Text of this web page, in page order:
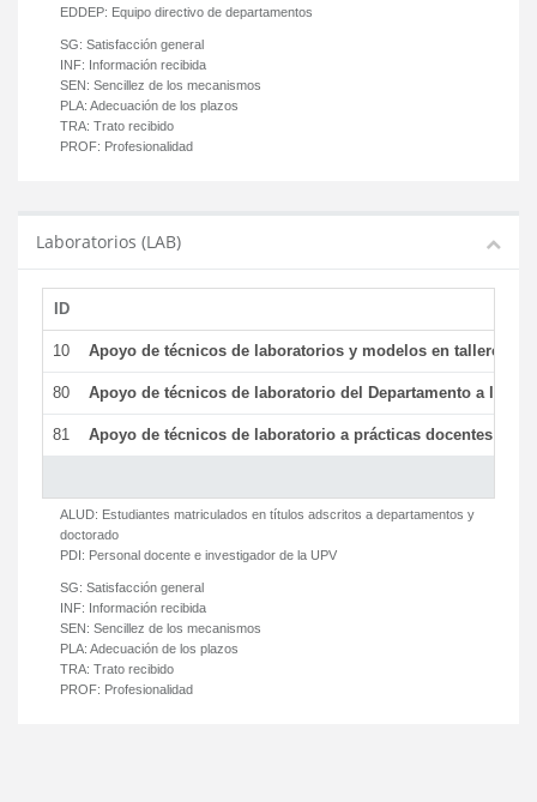
EDDEP: Equipo directivo de departamentos
SG: Satisfacción general
INF: Información recibida
SEN: Sencillez de los mecanismos
PLA: Adecuación de los plazos
TRA: Trato recibido
PROF: Profesionalidad
Laboratorios (LAB)
ID
10 Apoyo de técnicos de laboratorios y modelos en talleres/
80 Apoyo de técnicos de laboratorio del Departamento a la
81 Apoyo de técnicos de laboratorio a prácticas docentes y
ALUD: Estudiantes matriculados en títulos adscritos a departamentos y
doctorado
PDI: Personal docente e investigador de la UPV
SG: Satisfacción general
INF: Información recibida
SEN: Sencillez de los mecanismos
PLA: Adecuación de los plazos
TRA: Trato recibido
PROF: Profesionalidad